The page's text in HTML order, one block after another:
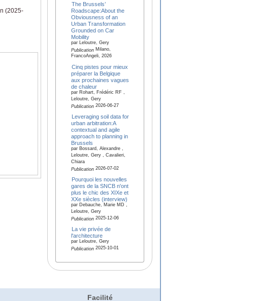
(2025-
The Brussels’
Roadscape:About the
Obviousness of an
Urban Transformation
Grounded on Car
Mobility
par Leloutre, Gery
PublicationMilano,
FrancoAngeli, 2026
Cinq pistes pour mieux
préparer la Belgique
aux prochaines vagues
de chaleur
par Rohart, Frédéric RF ,
Leloutre, Gery
Publication2026-06-27
Leveraging soil data for
urban arbitration:A
contextual and agile
approach to planning in
Brussels
par Bossard, Alexandre ,
Leloutre, Gery , Cavalieri,
Chiara
Publication2026-07-02
Pourquoi les nouvelles
gares de la SNCB n'ont
plus le chic des XIXe et
XXe siècles (interview)
par Debauche, Marie MD ,
Leloutre, Gery
Publication2025-12-06
La vie privée de
l'architecture
par Leloutre, Gery
Publication2025-10-01
Facilité